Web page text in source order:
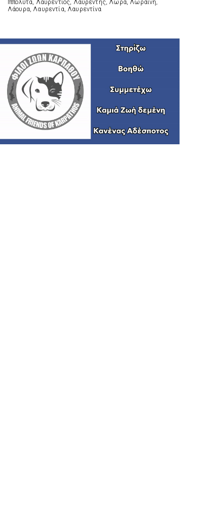
Ιππολύτα, Λαυρέντιος, Λαυρέντης, Λώρα, Λωραίνη,
Λάουρα, Λαυρεντία, Λαυρεντίνα